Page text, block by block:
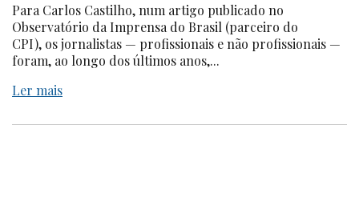
Para Carlos Castilho, num artigo publicado no
Observatório da Imprensa do Brasil (parceiro do
CPI), os jornalistas — profissionais e não profissionais —
foram, ao longo dos últimos anos,...
Ler mais